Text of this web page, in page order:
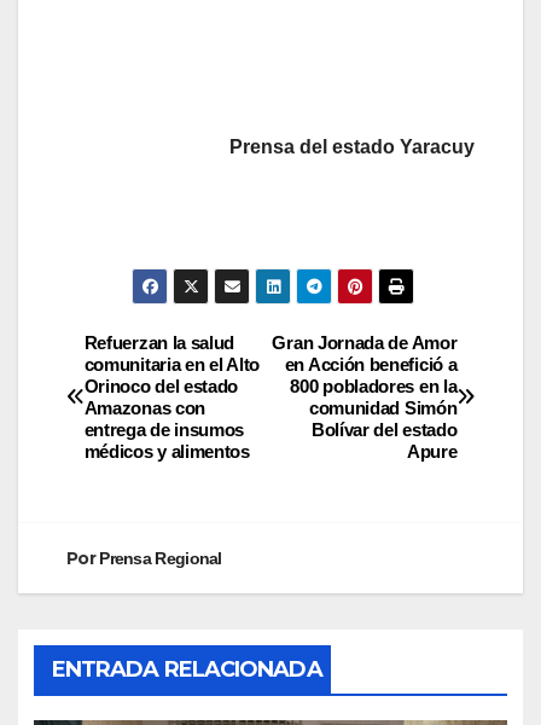
Prensa del estado Yaracuy
Gran Jornada de Amor
en Acción benefició a
800 pobladores en la
comunidad Simón
Bolívar del estado
Apure
Refuerzan la salud
comunitaria en el Alto
Orinoco del estado
Amazonas con
entrega de insumos
médicos y alimentos
PorPrensa Regional
ENTRADA RELACIONADA